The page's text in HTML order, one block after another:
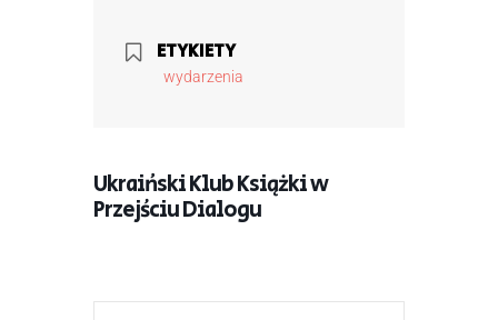
ETYKIETY
wydarzenia
Ukraiński Klub Książki w
Przejściu Dialogu